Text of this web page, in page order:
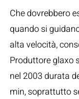
Che dovrebbero
quando si
alta velocità,
Produttore glaxo
nel 2003 durata
min, soprattutto